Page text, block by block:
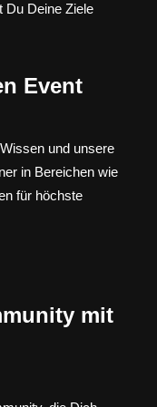
Du Deine Ziele
Event
und unsere
in Bereichen wie
für höchste
mit